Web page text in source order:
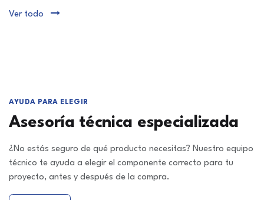
Ver todo
AYUDA PARA ELEGIR
Asesoría técnica especializada
¿No estás seguro de qué producto necesitas? Nuestro equipo
técnico te ayuda a elegir el componente correcto para tu
proyecto, antes y después de la compra.